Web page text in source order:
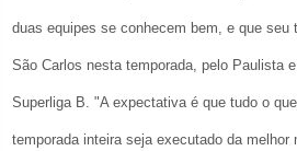
duas equipes se conhecem bem, e que seu
São Carlos nesta temporada, pelo Paulista
Superliga B. "A expectativa é que tudo o
temporada inteira seja executado da